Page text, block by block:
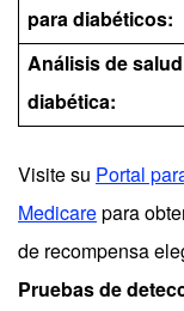
para diabéticos:
Análisis de
diabética:
Visite su Portal
Medicarepara
de recompensa
Pruebas de